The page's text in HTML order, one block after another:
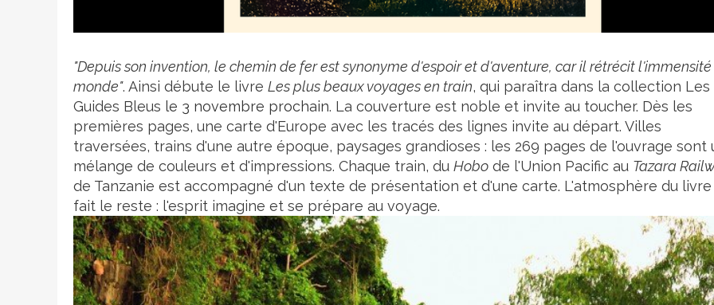
Crédit photo
"Depuis son invention, le chemin de fer est synonyme d'espoir et d'aventure, car il rétrécit
monde". Ainsi débute le livre Les plus beaux voyages en train, qui paraîtra dans la collection Les
Guides Bleus le 3 novembre prochain. La couverture est noble et invite au toucher. Dès les
premières pages, une carte d'Europe avec les tracés des lignes invite au départ. Villes
traversées, trains d'une autre époque, paysages grandioses : les 269 pages de l'ouvrage sont
mélange de couleurs et d'impressions. Chaque train, du Hobo de l'Union Pacific au Tazara
de Tanzanie est accompagné d'un texte de présentation et d'une carte. L'atmosphère du livre
fait le reste : l'esprit imagine et se prépare au voyage.